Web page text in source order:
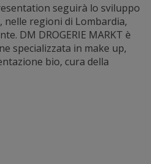
seguirà lo sviluppo
nelle regioni di Lombardia,
DM DROGERIE MARKT è
specializzata in make up,
bio, cura della